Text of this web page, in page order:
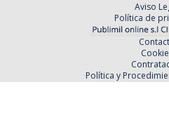
Aviso
Política de
Política y